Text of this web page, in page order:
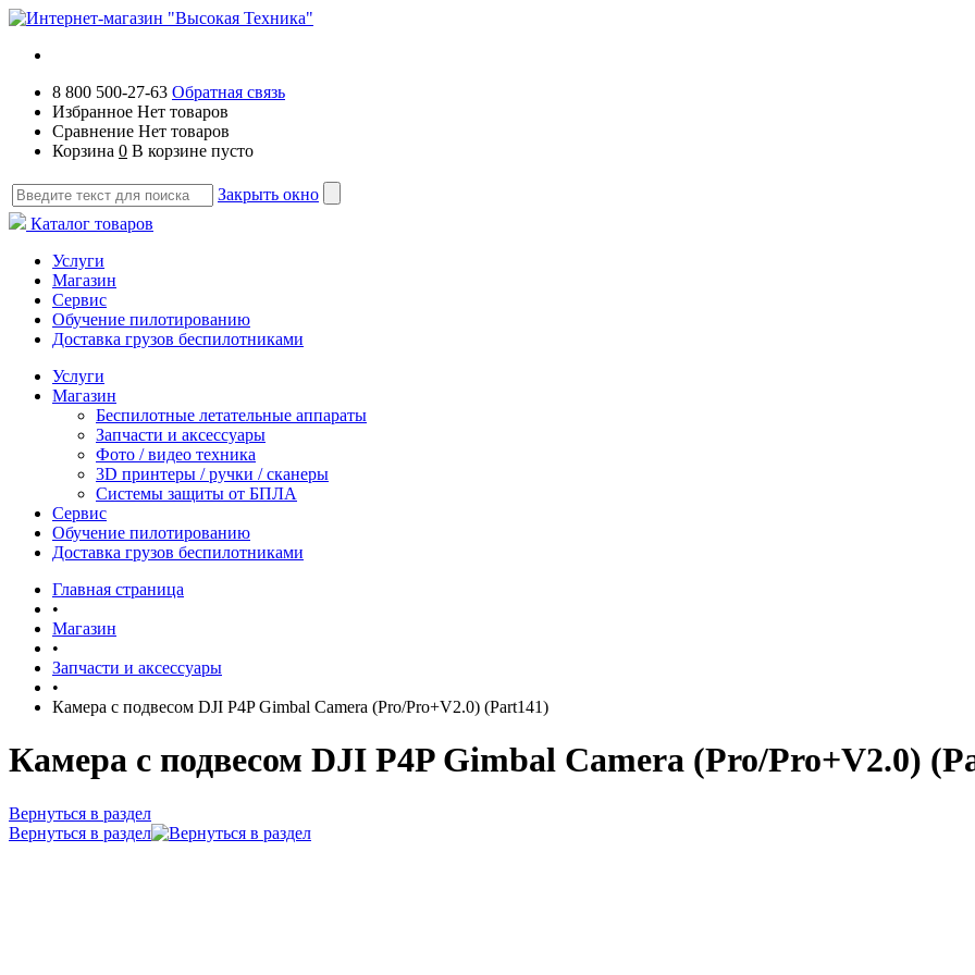
8 800 500-27-63 Обратная связь
Избранное Нет товаров
Сравнение Нет товаров
Корзина 0 В корзине пусто
Закрыть окно
Каталог товаров
Услуги
Магазин
Сервис
Обучение пилотированию
Доставка грузов беспилотниками
Услуги
Магазин
Беспилотные летательные аппараты
Запчасти и аксессуары
Фото / видео техника
3D принтеры / ручки / сканеры
Системы защиты от БПЛА
Сервис
Обучение пилотированию
Доставка грузов беспилотниками
Главная страница
•
Магазин
•
Запчасти и аксессуары
•
Камера с подвесом DJI P4P Gimbal Camera (Pro/Pro+V2.0) (Part141)
Камера с подвесом DJI P4P Gimbal Camera (Pro/Pro+V2.0)
Вернуться в раздел
Вернуться в раздел